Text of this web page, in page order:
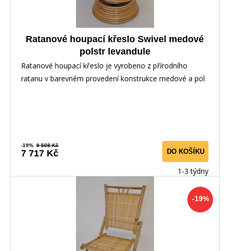
Ratanové houpací křeslo Swivel medové
polstr levandule
Ratanové houpací křeslo je vyrobeno z přírodního
ratanu v barevném provedení konstrukce medové a pol
-19% 9 508 Kč
7 717 Kč DO KOŠÍKU
1-3 týdny
-19%